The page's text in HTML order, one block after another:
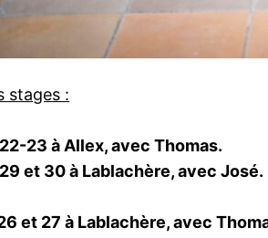
stages :
23 à Allex, avec Thomas.
et 30 à Lablachère, avec José.
et 27 à Lablachère, avec